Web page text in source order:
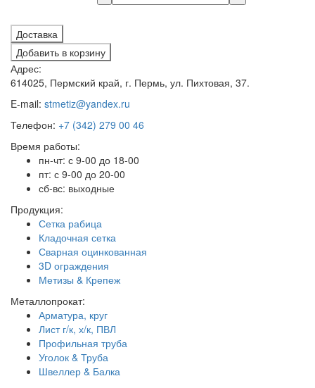
Доставка
Добавить в корзину
Адрес:
614025, Пермский край, г. Пермь, ул. Пихтовая, 37.
E-mail: stmetiz@yandex.ru
Телефон: +7 (342) 279 00 46
Время работы:
пн-чт: с 9-00 до 18-00
пт: с 9-00 до 20-00
сб-вс: выходные
Продукция:
Сетка рабица
Кладочная сетка
Сварная оцинкованная
3D ограждения
Метизы & Крепеж
Металлопрокат:
Арматура, круг
Лист г/к, х/к, ПВЛ
Профильная труба
Уголок & Труба
Швеллер & Балка